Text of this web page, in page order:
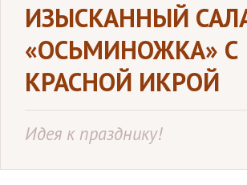
ИЗЫСКАННЫЙ
«ОСЬМИНОЖКА» С
КРАСНОЙ ИКРОЙ
Идея к празднику!